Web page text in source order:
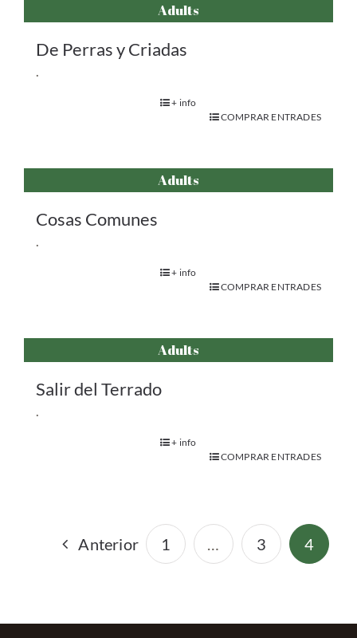
Adults
De Perras y Criadas
.
+ info
COMPRAR ENTRADES
Adults
Cosas Comunes
.
+ info
COMPRAR ENTRADES
Adults
Salir del Terrado
.
+ info
COMPRAR ENTRADES
Anterior 1 … 3 4